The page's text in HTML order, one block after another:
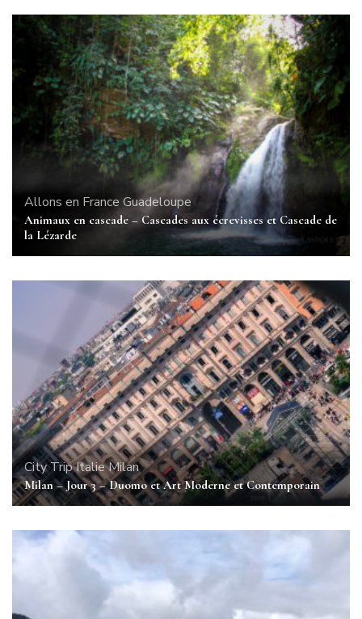
Allons en France Guadeloupe
Animaux en cascade – Cascades aux écrevisses et Cascade de
la Lézarde
City TripItalieMilan
Milan – Jour 3 – Duomo et Art Moderne et Contemporain